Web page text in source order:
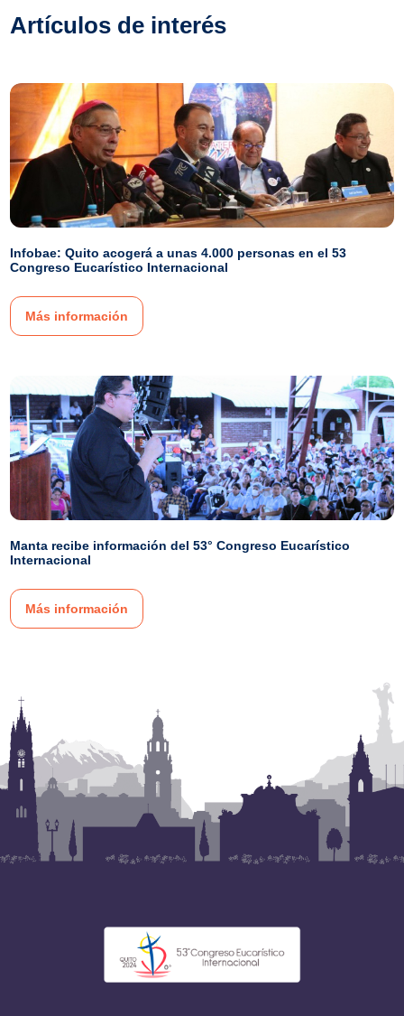
Artículos de interés
Infobae: Quito acogerá a unas 4.000 personas en el 53
Congreso Eucarístico Internacional
Más información
Manta recibe información del 53° Congreso Eucarístico
Internacional
Más información